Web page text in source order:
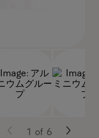
1 of 6